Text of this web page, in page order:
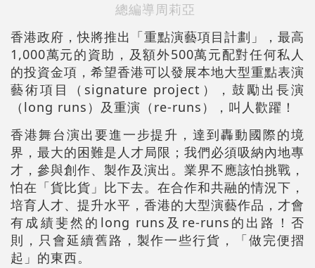
總編導周莉亞
香港政府，快將推出「重點演藝項目計劃」，最高
1,000萬元的資助，及額外500萬元配對任何私人
的投資金項，希望香港可以發展本地大型重點表演
藝術項目（signature project），鼓勵出長演
（long runs）及重演（re-runs），叫人歡躍！
香港舞台演出要進一步提升，達到轟動國際的境
界，最大的困難是人才局限；我們必須吸納內地專
才，參與創作、製作及演出。業界不應該怕挑戰，
怕在「貨比貨」比下去。在合作和共融的情況下，
培育人才、提升水平，香港的大型演藝作品，才會
有成績斐然的long runs及re-runs的出路！否
則，只會延續舊路，製作一些行貨，「做完便摺
起」的東西。